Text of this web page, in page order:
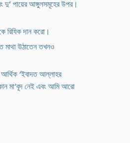
দু’ পায়ের আঙ্গুলসমূহের উপর।
রিযিক দান করো।
উঠাতেন তখনও
‘ইবাদত আল্লাহর
মা‘বূদ নেই এবং আমি আরো